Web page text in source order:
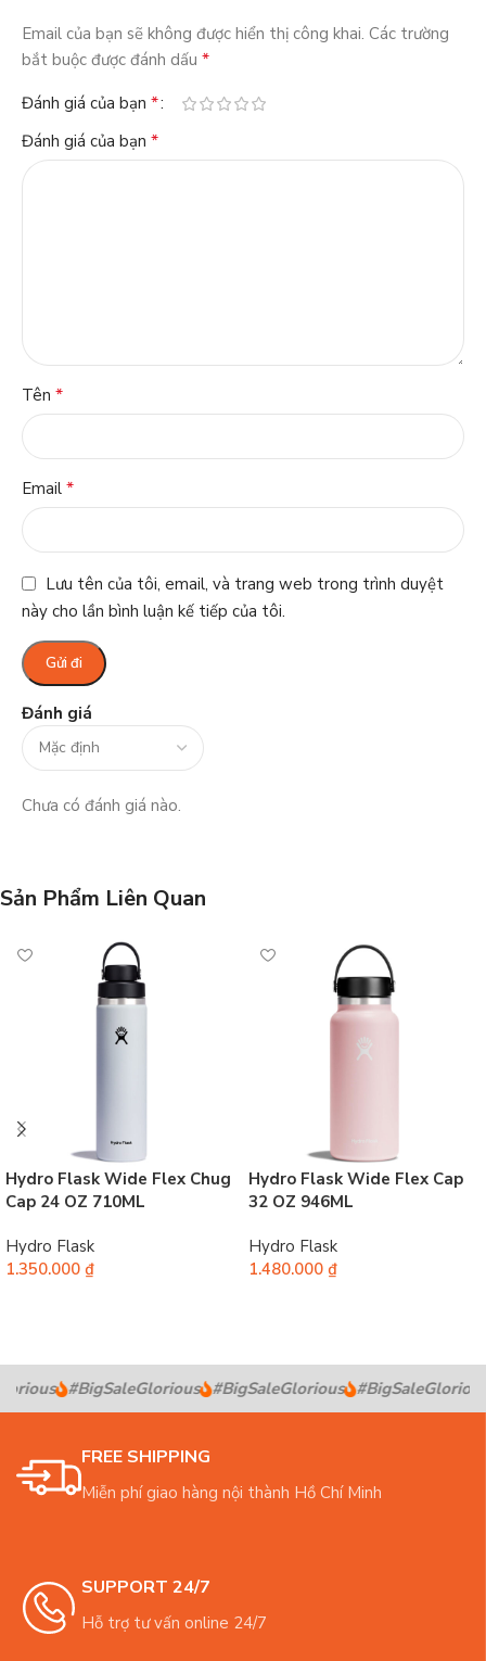
Đánh giá
Chưa có đánh giá nào.
Email của bạn sẽ không được hiển thị công khai. Các trường
bắt buộc được đánh dấu *
Đánh giá của bạn *
Đánh giá của bạn *
Tên *
Email *
Lưu tên của tôi, email, và trang web trong trình duyệt
này cho lần bình luận kế tiếp của tôi.
Sản Phẩm Liên Quan
Hydro Flask Wide Flex Chug
Cap 24 OZ 710ML
Hydro Flask
1.350.000 ₫
Hydro Flask Wide Flex Cap
32 OZ 946ML
Hydro Flask
1.480.000 ₫
#BigSaleGlorious #BigSaleGlorious #BigSaleGlorious
FREE SHIPPING
Miễn phí giao hàng nội thành Hồ Chí Minh
SUPPORT 24/7
Hỗ trợ tư vấn online 24/7